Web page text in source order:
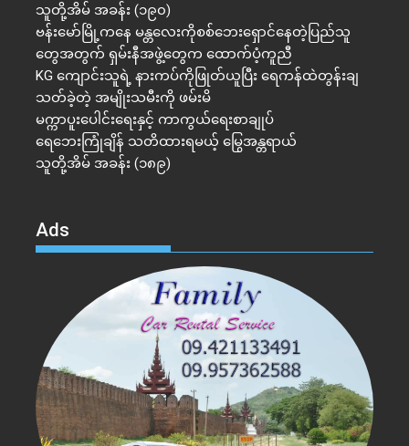
သူတို့အိမ် အခန်း (၁၉၀)
ဗန်းမော်မြို့ကနေ မန္တလေးကိုစစ်ဘေးရှောင်နေတဲ့ပြည်သူ
တွေအတွက် ရှမ်းနီအဖွဲ့တွေက ထောက်ပံ့ကူညီ
KG ကျောင်းသူရဲ့ နားကပ်ကိုဖြုတ်ယူပြီး ရေကန်ထဲတွန်းချ
သတ်ခဲ့တဲ့ အမျိုးသမီးကို ဖမ်းမိ
မက္ကာပူးပေါင်းရေးနှင့် ကာကွယ်ရေးစာချုပ်
ရေဘေးကြုံချိန် သတိထားရမယ့် မြွေအန္တရာယ်
သူတို့အိမ် အခန်း (၁၈၉)
Ads